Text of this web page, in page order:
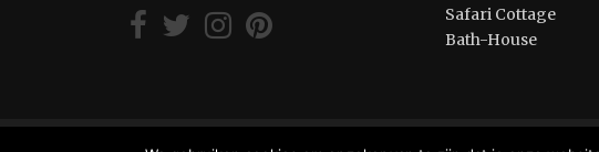
Safari Cottage
Bath-House